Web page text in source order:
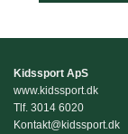
kan
Kidssport ApS
www.kidssport.dk
Tlf. 3014 6020
Kontakt@kidssport.dk